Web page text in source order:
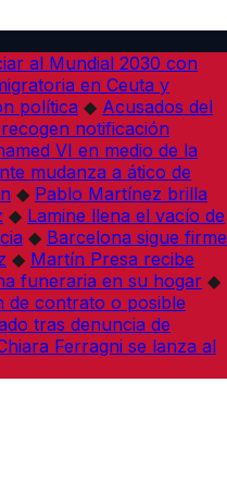
al Mundial 2030 con
en Ceuta y
política ◆ Acusados del
notificación
VI en medio de la
mudanza a ático de
◆ Pablo Martínez brilla
◆ Lamine llena el vacío de
◆ Barcelona sigue firme
◆ Martín Presa recibe
funeraria en su hogar ◆
de contrato o posible
tras denuncia de
Ferragni se lanza al